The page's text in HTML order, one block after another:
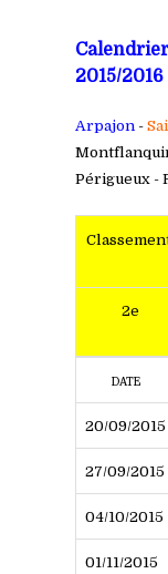
2015/2016
Arpajon -
Périgueux -
C
2e
DATE
20/09/2015
27/09/2015
04/10/2015
01/11/2015